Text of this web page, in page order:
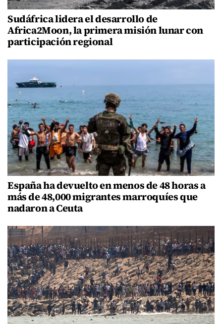
Sudáfrica lidera el desarrollo de
Africa2Moon, la primera misión lunar con
participación regional
España ha devuelto en menos de 48 horas a
más de 48,000 migrantes marroquíes que
nadaron a Ceuta